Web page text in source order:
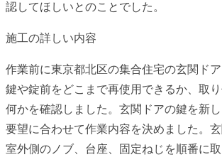
認してほしいとのことでした。
施工の詳しい内容
作業前に東京都北区の集合住宅の玄関ド
鍵や錠前をどこまで再使用できるか、取
何かを確認しました。玄関ドアの鍵を新
要望に合わせて作業内容を決めました。
室外側のノブ、台座、固定ねじを順番に